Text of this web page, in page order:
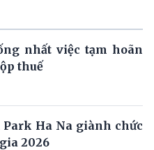
nhất việc tạm hoãn
thuế
Ha Na giành chức
2026